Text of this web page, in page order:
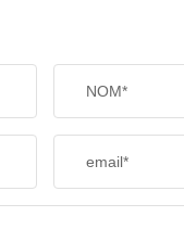
NOM*
email*